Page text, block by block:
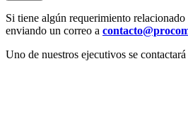
Si tiene algún requerimiento
enviando un correo a
Uno de nuestros ejecutivos se